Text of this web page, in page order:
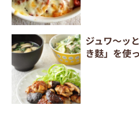
ジュワ～ッ
き麩」を使